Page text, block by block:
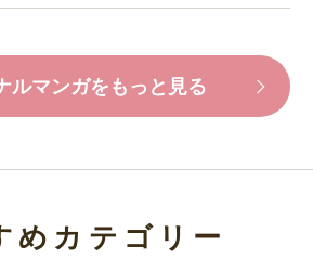
ルマンガをもっと見る
めカテゴリー